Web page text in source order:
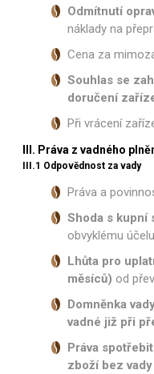
Odmítnutí
náklady na
Cena za
Souhlas se
doručení
Při vrácení
III. Práva z vadného
III.1 Odpovědnost za vady
Práva a
Shoda s kupní
obvyklému
Lhůta pro
měsíců) od
Domněnka
vadné již při
Práva
zboží bez